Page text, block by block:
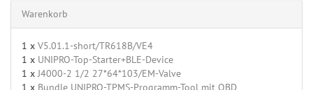
Warenkorb
1 x V5.01.1-short/TR618B/VE4
1 x UNIPRO-Top-Starter+BLE-Device
1 xJ4000-2 1/2 27*64*103/EM-Valve
1 x Bundle UNIPRO-TPMS-Programm-Tool mit OBD